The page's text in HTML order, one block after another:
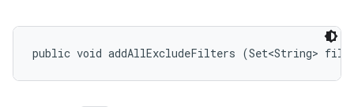
public void addAllExcludeFilters (Set<String>